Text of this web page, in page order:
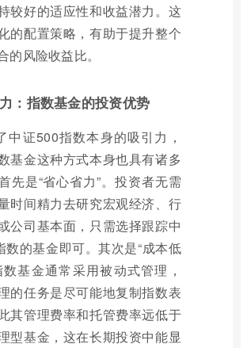
较好的适应性和收益潜力。这
的配置策略，有助于提升整个
的风险收益比。
：指数基金的投资优势
中证500指数本身的吸引力，
基金这种方式本身也具有诸多
先是“省心省力”。投资者无需
时间精力去研究宏观经济、行
公司基本面，只需选择跟踪中
数的基金即可。其次是“成本低
数基金通常采用被动式管理，
的任务是尽可能地复制指数表
其管理费率和托管费率远低于
型基金，这在长期投资中能显